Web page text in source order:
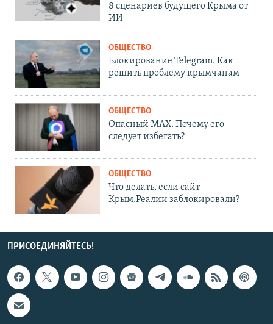
8 сценариев будущего Крыма от
ИИ
ОБЩЕСТВО
Блокирование Telegram. Как
решить проблему крымчанам
ОБЩЕСТВО
Опасный MAX. Почему его
следует избегать?
ОБЩЕСТВО
Что делать, если сайт
Крым.Реалии заблокировали?
ПРИСОЕДИНЯЙТЕСЬ!